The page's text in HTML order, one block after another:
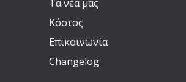
Τα νέα μας
Κόστος
Επικοινωνία
Changelog